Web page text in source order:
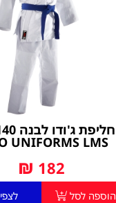
UNIFORMS LMS
182
₪
הוספה לסל